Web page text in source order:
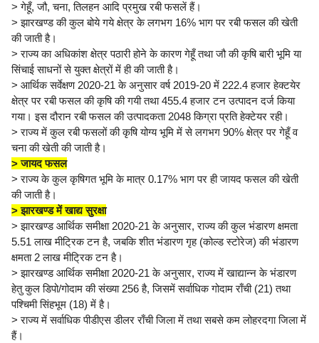
> गेहूँ, जौ, चना, तिलहन आदि प्रमुख रबी फसलें हैं।
> झारखण्ड की कुल बोये गये क्षेत्र के लगभग 16% भाग पर रबी फसल की खेती
की जाती है।
> राज्य का अधिकांश क्षेत्र पठारी होने के कारण गेहूँ तथा जौ की कृषि बारी भूमि या
सिंचाई साधनों से युक्त क्षेत्रों में ही की जाती है।
> आर्थिक सर्वेक्षण 2020-21 के अनुसार वर्ष 2019-20 में 222.4 हजार हेक्टयेर
क्षेत्र पर रबी फसल की कृषि की गयी तथा 455.4 हजार टन उत्पादन दर्ज किया
गया। इस दौरान रबी फसल की उत्पादकता 2048 किग्रा प्रति हेक्टेयर रही।
> राज्य में कुल रबी फसलों की कृषि योग्य भूमि में से लगभग 90% क्षेत्र पर गेहूँ व
चना की खेती की जाती है।
> जायद फसल
> राज्य के कुल कृषिगत भूमि के मात्र 0.17% भाग पर ही जायद फसल की खेती
की जाती है।
> झारखण्ड में खाद्य सुरक्षा
> झारखण्ड आर्थिक समीक्षा 2020-21 के अनुसार, राज्य की कुल भंडारण क्षमता
5.51 लाख मीट्रिक टन है, जबकि शीत भंडारण गृह (कोल्ड स्टोरेज) की भंडारण
क्षमता 2 लाख मीट्रिक टन है।
> झारखण्ड आर्थिक समीक्षा 2020-21 के अनुसार, राज्य में खाद्यान्न के भंडारण
हेतु कुल डिपो/गोदाम की संख्या 256 है, जिसमें सर्वाधिक गोदाम राँची (21) तथा
पश्चिमी सिंहभूम (18) में है।
> राज्य में सर्वाधिक पीडीएस डीलर राँची जिला में तथा सबसे कम लोहरदगा जिला में
हैं।